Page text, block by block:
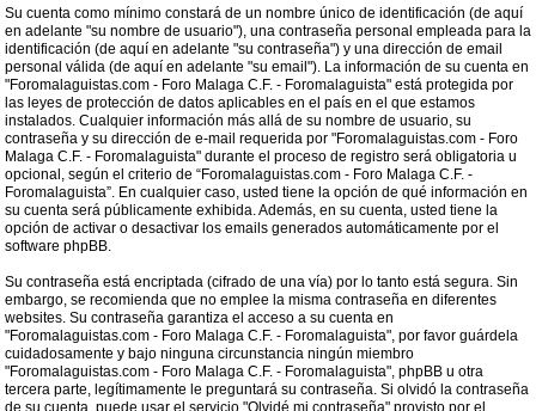
Su cuenta como mínimo constará de un nombre único de identificación (de aquí
en adelante "su nombre de usuario"), una contraseña personal empleada para la
identificación (de aquí en adelante "su contraseña") y una dirección de email
personal válida (de aquí en adelante "su email"). La información de su cuenta en
"Foromalaguistas.com - Foro Malaga C.F. - Foromalaguista" está protegida por
las leyes de protección de datos aplicables en el país en el que estamos
instalados. Cualquier información más allá de su nombre de usuario, su
contraseña y su dirección de e-mail requerida por "Foromalaguistas.com - Foro
Malaga C.F. - Foromalaguista" durante el proceso de registro será obligatoria u
opcional, según el criterio de “Foromalaguistas.com - Foro Malaga C.F. -
Foromalaguista”. En cualquier caso, usted tiene la opción de qué información en
su cuenta será públicamente exhibida. Además, en su cuenta, usted tiene la
opción de activar o desactivar los emails generados automáticamente por el
software phpBB.
Su contraseña está encriptada (cifrado de una vía) por lo tanto está segura. Sin
embargo, se recomienda que no emplee la misma contraseña en diferentes
websites. Su contraseña garantiza el acceso a su cuenta en
"Foromalaguistas.com - Foro Malaga C.F. - Foromalaguista", por favor guárdela
cuidadosamente y bajo ninguna circunstancia ningún miembro
"Foromalaguistas.com - Foro Malaga C.F. - Foromalaguista", phpBB u otra
tercera parte, legítimamente le preguntará su contraseña. Si olvidó la contraseña
de su cuenta, puede usar el servicio "Olvidé mi contraseña" provisto por el